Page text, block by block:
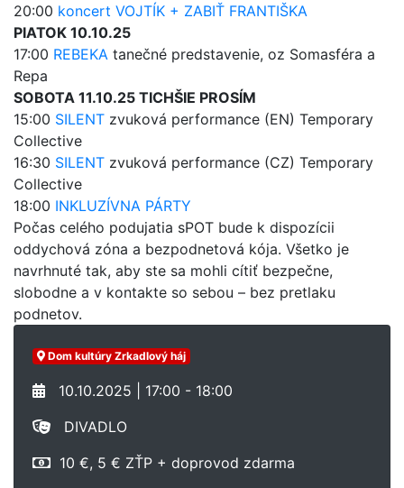
20:00 koncert VOJTÍK + ZABIŤ FRANTIŠKA
PIATOK 10.10.25
17:00 REBEKA tanečné predstavenie, oz Somasféra a
Repa
SOBOTA 11.10.25 TICHŠIE PROSÍM
15:00 SILENT zvuková performance (EN) Temporary
Collective
16:30 SILENT zvuková performance (CZ) Temporary
Collective
18:00 INKLUZÍVNA PÁRTY
Počas celého podujatia sPOT bude k dispozícii
oddychová zóna a bezpodnetová kója. Všetko je
navrhnuté tak, aby ste sa mohli cítiť bezpečne,
slobodne a v kontakte so sebou – bez pretlaku
podnetov.
Dom kultúry Zrkadlový háj
10.10.2025 | 17:00 - 18:00
DIVADLO
10 €, 5 € ZŤP + doprovod zdarma